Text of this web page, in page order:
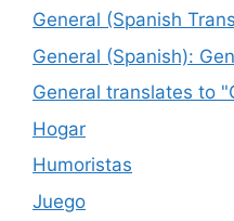
General (Spanish
General (Spanish):
General translates to
Hogar
Humoristas
Juego